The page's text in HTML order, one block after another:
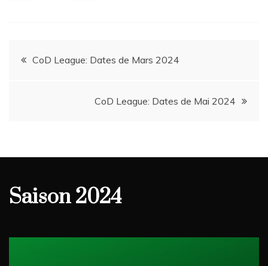
Navigation
CoD League: Dates de Mars 2024
CoD League: Dates de Mai 2024
Saison 2024